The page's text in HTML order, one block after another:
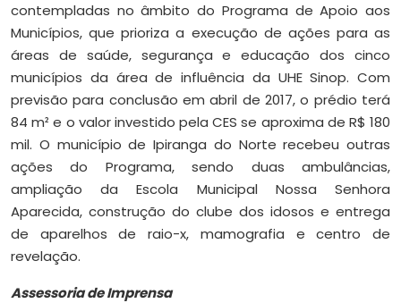
contempladas no âmbito do Programa de Apoio aos
Municípios, que prioriza a execução de ações para as
áreas de saúde, segurança e educação dos cinco
municípios da área de influência da UHE Sinop. Com
previsão para conclusão em abril de 2017, o prédio terá
84 m² e o valor investido pela CES se aproxima de R$ 180
mil. O município de Ipiranga do Norte recebeu outras
ações do Programa, sendo duas ambulâncias,
ampliação da Escola Municipal Nossa Senhora
Aparecida, construção do clube dos idosos e entrega
de aparelhos de raio-x, mamografia e centro de
revelação.
Assessoria de Imprensa